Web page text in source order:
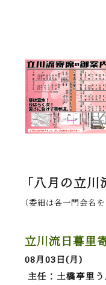
「八月の立川
（委細は各一門会名
立川流日暮里
08月03日(月)
主任：土橋亭里